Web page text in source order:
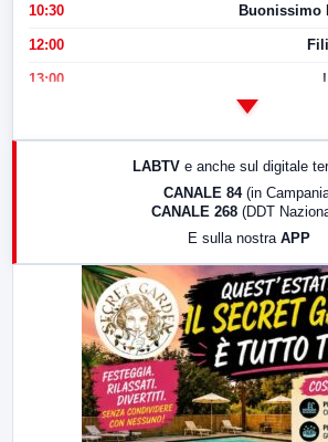
10:30 Buonissimo
12:00
13:00
LABTV e anche sul digitale
CANALE 84 (in
CANALE 268 (DDT
E sulla nostra APP